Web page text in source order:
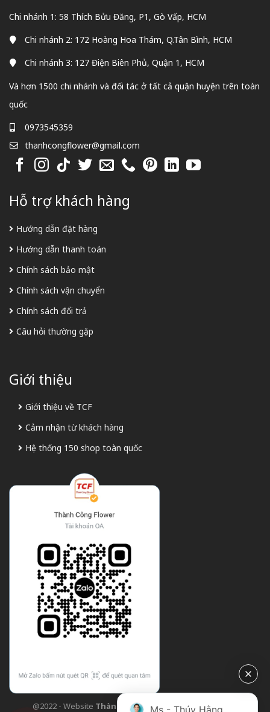
Chi nhánh 1: 58 Thích Bửu Đăng, P1, Gò Vấp, HCM
Chi nhánh 2: 172 Hoàng Hoa Thám, Q.Tân Bình, HCM
Chi nhánh 3: 127 Điện Biên Phủ, Quận 1, HCM
Và hơn 1500 chi nhánh và đối tác ở tất cả quận huyện trên toàn
quốc
0973545359
thanhcongflower@gmail.com
Hỗ trợ khách hàng
Hướng dẫn đặt hàng
Hướng dẫn thanh toán
Chính sách bảo mật
Chính sách vận chuyển
Chính sách đổi trả
Câu hỏi thường gặp
Giới thiệu
Giới thiệu về TCF
Cảm nhận từ khách hàng
Hệ thống 150 shop toàn quốc
@2022 - Website Thành Công Flower| Design bởi
Ms - Thúy Hằng